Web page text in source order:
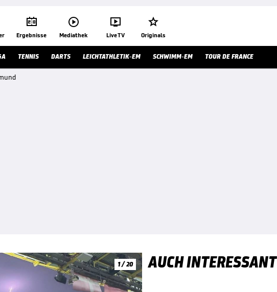

Ergebnisse

Mediathek

Live TV

Originals
TENNIS DARTS LEICHTATHLETIK-EM SCHWIMM-EM TOUR DE FRANCE
1 / 20 AUCH INTERESSANT